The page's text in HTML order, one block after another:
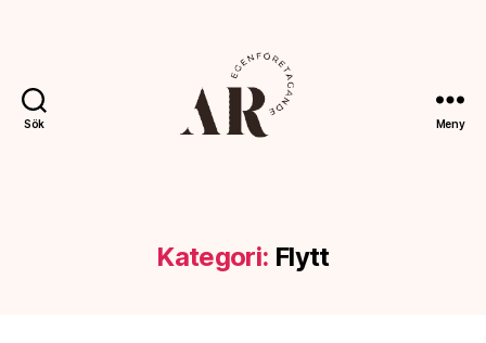
Sök Meny
Kategori: Flytt